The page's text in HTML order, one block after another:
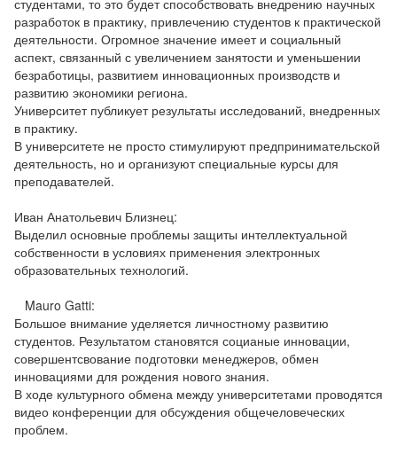
разработок в практику, привлечению студентов к практической
деятельности. Огромное значение имеет и социальный
аспект, связанный с увеличением занятости и уменьшении
безработицы, развитием инновационных производств и
развитию экономики региона.
Университет публикует результаты исследований, внедренных
в практику.
В университете не просто стимулируют предпринимательской
деятельность, но и организуют специальные курсы для
преподавателей.
Иван Анатольевич Близнец:
Выделил основные проблемы защиты интеллектуальной
собственности в условиях применения электронных
образовательных технологий.
Mauro Gatti:
Большое внимание уделяется личностному развитию
студентов. Результатом становятся социаные инновации,
совершентсвование подготовки менеджеров, обмен
инновациями для рождения нового знания.
В ходе культурного обмена между университетами проводятся
видео конференции для обсуждения общечеловеческих
проблем.